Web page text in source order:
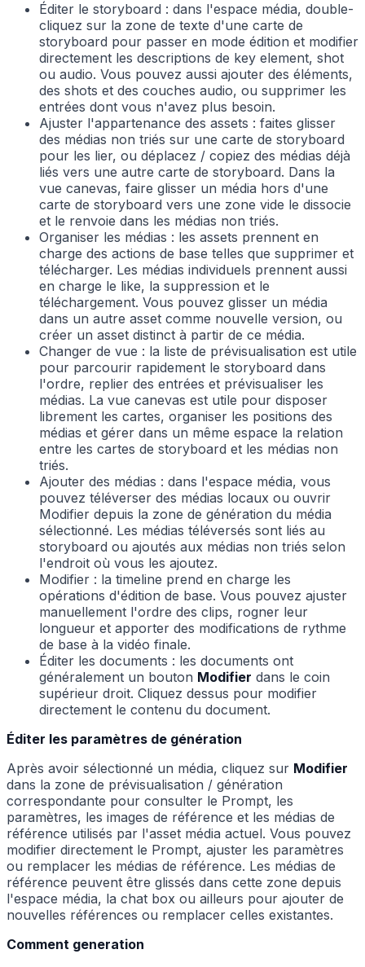
Éditer le storyboard : dans l'espace média, double-
cliquez sur la zone de texte d'une carte de
storyboard pour passer en mode édition et modifier
directement les descriptions de key element, shot
ou audio. Vous pouvez aussi ajouter des éléments,
des shots et des couches audio, ou supprimer les
entrées dont vous n'avez plus besoin.
Ajuster l'appartenance des assets : faites glisser
des médias non triés sur une carte de storyboard
pour les lier, ou déplacez / copiez des médias déjà
liés vers une autre carte de storyboard. Dans la
vue canevas, faire glisser un média hors d'une
carte de storyboard vers une zone vide le dissocie
et le renvoie dans les médias non triés.
Organiser les médias : les assets prennent en
charge des actions de base telles que supprimer et
télécharger. Les médias individuels prennent aussi
en charge le like, la suppression et le
téléchargement. Vous pouvez glisser un média
dans un autre asset comme nouvelle version, ou
créer un asset distinct à partir de ce média.
Changer de vue : la liste de prévisualisation est utile
pour parcourir rapidement le storyboard dans
l'ordre, replier des entrées et prévisualiser les
médias. La vue canevas est utile pour disposer
librement les cartes, organiser les positions des
médias et gérer dans un même espace la relation
entre les cartes de storyboard et les médias non
triés.
Ajouter des médias : dans l'espace média, vous
pouvez téléverser des médias locaux ou ouvrir
Modifier depuis la zone de génération du média
sélectionné. Les médias téléversés sont liés au
storyboard ou ajoutés aux médias non triés selon
l'endroit où vous les ajoutez.
Modifier : la timeline prend en charge les
opérations d'édition de base. Vous pouvez ajuster
manuellement l'ordre des clips, rogner leur
longueur et apporter des modifications de rythme
de base à la vidéo finale.
Éditer les documents : les documents ont
généralement un bouton Modifier dans le coin
supérieur droit. Cliquez dessus pour modifier
directement le contenu du document.
Éditer les paramètres de génération
Après avoir sélectionné un média, cliquez sur Modifier
dans la zone de prévisualisation / génération
correspondante pour consulter le Prompt, les
paramètres, les images de référence et les médias de
référence utilisés par l'asset média actuel. Vous pouvez
modifier directement le Prompt, ajuster les paramètres
ou remplacer les médias de référence. Les médias de
référence peuvent être glissés dans cette zone depuis
l'espace média, la chat box ou ailleurs pour ajouter de
nouvelles références ou remplacer celles existantes.
Comment generation